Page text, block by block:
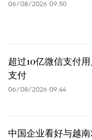
06/08/2026 09:50
超过10亿微信支付
支付
06/08/2026 09:44
中国企业看好与越